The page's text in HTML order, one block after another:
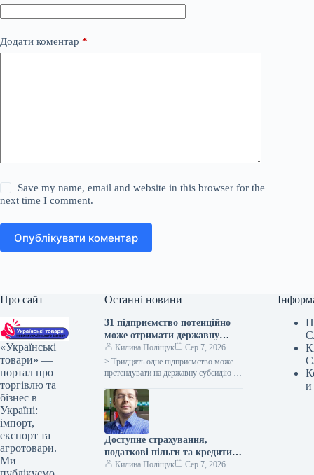
Додати коментар *
Save my name, email and website in this browser for the
next time I comment.
Опублікувати коментар
Про сайт
«Українські
товари» —
портал про
торгівлю та
бізнес в
Україні:
імпорт,
експорт та
агротовари.
Ми
Останні новини
31 підприємство потенційно
може отримати державну
компенсацію за будівництво
тваринницьких комплексів
Килина Поліщук
Сер 7, 2026
> Тридцять одне підприємство може
претендувати на державну субсидію за
модернізації тваринницьких об’єктів,
як інформує пресслужба…
Доступне страхування,
податкові пільги та кредити
на відновлення можуть
Килина Поліщук
Сер 7, 2026
и